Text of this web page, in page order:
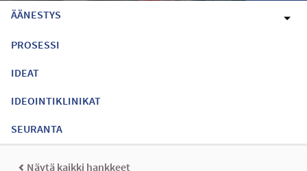
ÄÄNESTYS
PROSESSI
IDEAT
IDEOINTIKLINIKAT
SEURANTA
Näytä kaikki hankkeet